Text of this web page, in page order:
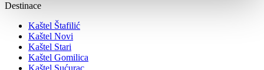
Destinace
Kaštel Štafilić
Kaštel Novi
Kaštel Stari
Kaštel Gomilica